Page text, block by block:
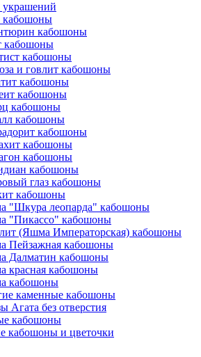
украшений
кабошоны
кабошоны
кабошоны
кабошоны
и говлит кабошоны
кабошоны
кабошоны
кабошоны
кабошоны
кабошоны
кабошоны
кабошоны
кабошоны
глаз кабошоны
кабошоны
"Шкура леопарда" кабошоны
"Пикассо" кабошоны
(Яшма Императорская) кабошоны
Пейзажная кабошоны
Далматин кабошоны
красная кабошоны
кабошоны
каменные кабошоны
Агата без отверстия
кабошоны
кабошоны и цветочки